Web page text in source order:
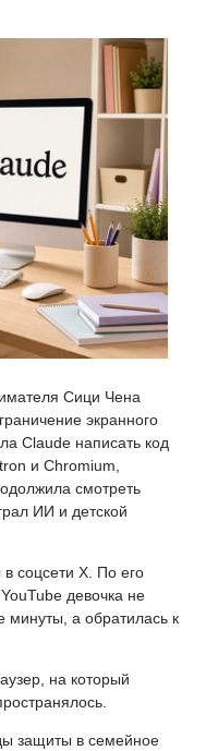
Сици Чена
экранного
Claude написать код
и Chromium,
смотреть
ИИ и детской
в соцсети X. По его
девочка не
минуты, а обратилась к
на который
защиты в семейное